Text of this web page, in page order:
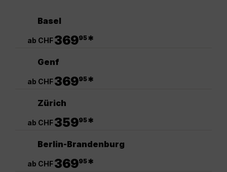
Basel
ab CHF36995*
Genf
ab CHF36995*
Zürich
ab CHF35995*
Berlin-Brandenburg
ab CHF36995*